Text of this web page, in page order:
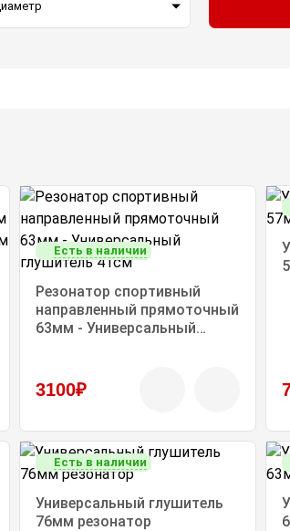
Диаметр
Есть в наличии
Резонатор спортивный
направленный прямоточный
63мм - Универсальный
3100₽
Есть в наличии
Универсальный глушитель
76мм резонатор